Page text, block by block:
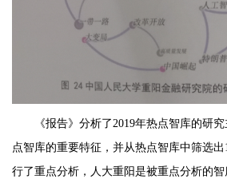
《报告》分析了2019年热点智库的研
点智库的重要特征，并从热点智库中筛选
行了重点分析，人大重阳是被重点分析的智